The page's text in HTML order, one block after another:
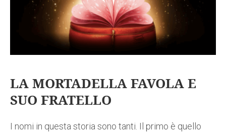
LA MORTADELLA FAVOLA E
SUO FRATELLO
I nomi in questa storia sono tanti. Il primo è quello